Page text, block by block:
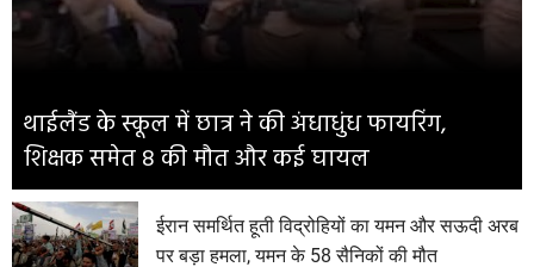
थाईलैंड के स्कूल में छात्र ने की अंधाधुंध फायरिंग,
शिक्षक समेत 8 की मौत और कई घायल
ईरान समर्थित हूती विद्रोहियों का यमन और सऊदी अरब
पर बड़ा हमला, यमन के 58 सैनिकों की मौत